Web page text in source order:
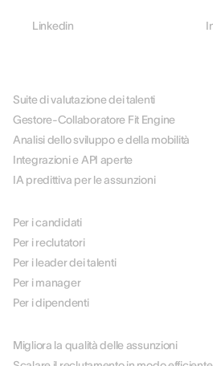
Linkedin
Suite di valutazione dei talenti
Gestore-Collaboratore Fit Engine
Analisi dello sviluppo e della mobilità
Integrazioni e API aperte
IA predittiva per le assunzioni
Per i candidati
Per i reclutatori
Per i leader dei talenti
Per i manager
Per i dipendenti
Migliora la qualità delle assunzioni